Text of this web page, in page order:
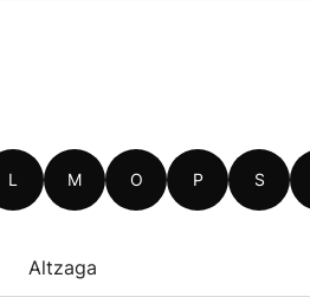
L M O P S
Altzaga